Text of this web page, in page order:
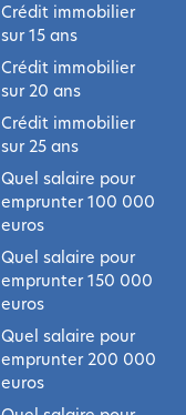
Crédit immobilier
sur 15 ans
Crédit immobilier
sur 20 ans
Crédit immobilier
sur 25 ans
Quel salaire pour
emprunter 100 000
euros
Quel salaire pour
emprunter 150 000
euros
Quel salaire pour
emprunter 200 000
euros